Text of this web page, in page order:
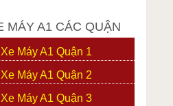
MÁY A1 CÁC QUẬN
Máy A1 Quận 1
Máy A1 Quận 2
Máy A1 Quận 3